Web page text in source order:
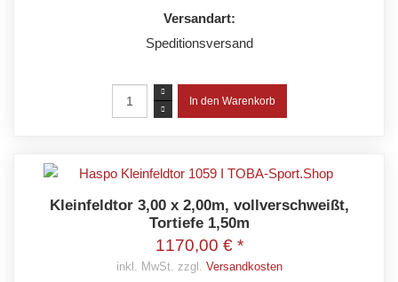
Versandart:
Speditionsversand
Kleinfeldtor 3,00 x 2,00m, vollverschweißt,
Tortiefe 1,50m
1170,00 € *
inkl. MwSt. zzgl. Versandkosten